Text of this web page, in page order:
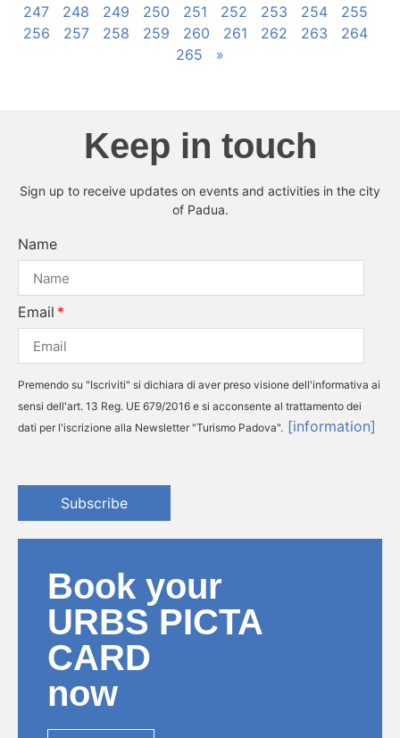
247
248 249 250 251 252 253 254
255
256
257 258 259 260 261 262 263
264
265
»
Keep in touch
Sign up to receive updates on events and activities in the city
of Padua.
Name
Email
Premendo su "Iscriviti" si dichiara di aver preso visione dell'informativa ai
sensi dell'art. 13 Reg. UE 679/2016 e si acconsente al trattamento dei
dati per l'iscrizione alla Newsletter "Turismo Padova". [information]
Subscribe
Book your
URBS PICTA
CARD
now